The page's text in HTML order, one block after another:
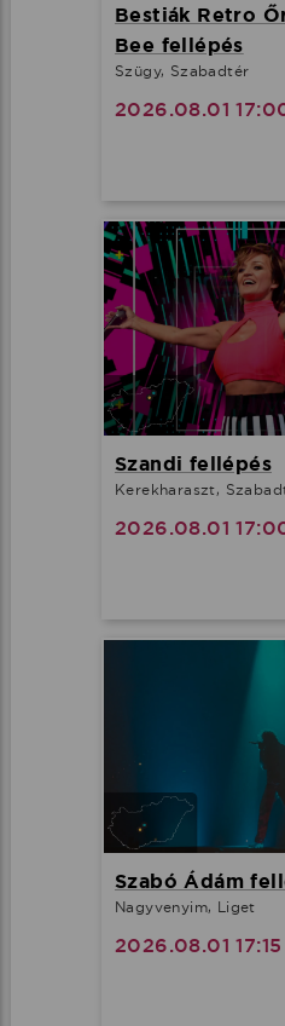
Bestiák Retro
Bee fellépés
Szügy, Szabadtér
2026.08.01
Szandi fellépés
Kerekharaszt,
2026.08.01
Szabó Ádám
Nagyvenyim, Liget
2026.08.01 17:15